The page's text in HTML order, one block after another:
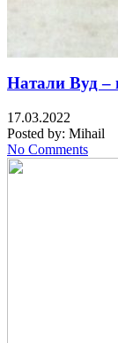
Натали Вуд –
17.03.2022
Posted by: Mihail
No Comments